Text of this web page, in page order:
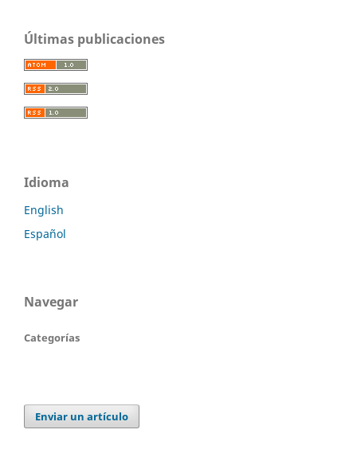
Últimas publicaciones
Idioma
English
Español
Navegar
Categorías
Enviar un artículo